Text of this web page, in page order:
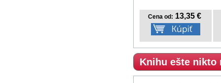
Cena od: 13,35 €
Knihu ešte nikto